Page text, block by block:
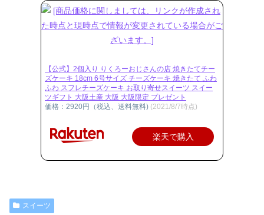
などについて 調査したいと思います。
【公式】2個入り りくろーおじさんの店 焼きたてチー
ズケーキ 18cm 6号サイズ チーズケーキ 焼きたて ふわ
ふわ スフレチーズケーキ お取り寄せスイーツ スイー
ツギフト 大阪土産 大阪 大阪限定 プレゼント
価格：2920円（税込、送料無料) (2021/8/7時点)
楽天で購入
スイーツ